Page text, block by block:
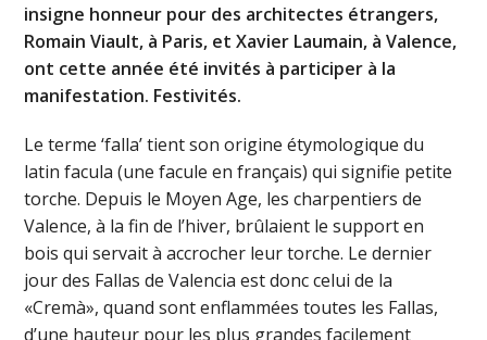
insigne honneur pour des architectes étrangers,
Romain Viault, à Paris, et Xavier Laumain, à Valence,
ont cette année été invités à participer à la
manifestation. Festivités.
Le terme ‘falla’ tient son origine étymologique du
latin facula (une facule en français) qui signifie petite
torche. Depuis le Moyen Age, les charpentiers de
Valence, à la fin de l’hiver, brûlaient le support en
bois qui servait à accrocher leur torche. Le dernier
jour des Fallas de Valencia est donc celui de la
«Cremà», quand sont enflammées toutes les Fallas,
d’une hauteur pour les plus grandes facilement